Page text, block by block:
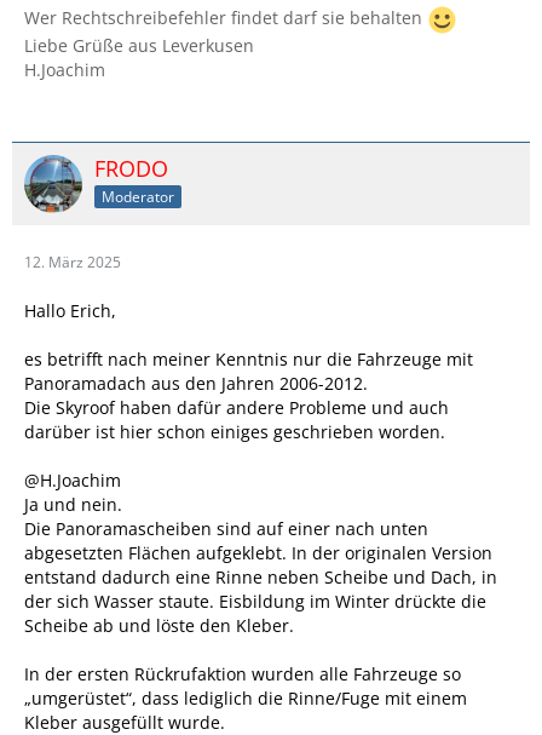
Wer Rechtschreibefehler findet darf sie behalten
Liebe Grüße aus Leverkusen
H.Joachim
FRODO
Moderator
12. März 2025
Hallo Erich,
es betrifft nach meiner Kenntnis nur die Fahrzeuge mit
Panoramadach aus den Jahren 2006-2012.
Die Skyroof haben dafür andere Probleme und auch
darüber ist hier schon einiges geschrieben worden.
@H.Joachim
Ja und nein.
Die Panoramascheiben sind auf einer nach unten
abgesetzten Flächen aufgeklebt. In der originalen Version
entstand dadurch eine Rinne neben Scheibe und Dach, in
der sich Wasser staute. Eisbildung im Winter drückte die
Scheibe ab und löste den Kleber.
In der ersten Rückrufaktion wurden alle Fahrzeuge so
„umgerüstet“, dass lediglich die Rinne/Fuge mit einem
Kleber ausgefüllt wurde.